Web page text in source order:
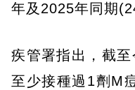
年及2025年同期
疾管署指出，截
至少接種過1劑M